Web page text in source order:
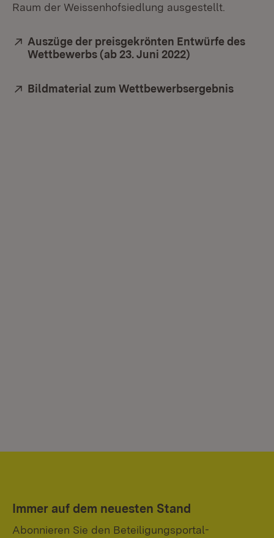
Raum der Weissenhofsiedlung ausgestellt.
Extern:
Auszüge der preisgekrönten Entwürfe des
Wettbewerbs (ab 23. Juni 2022)
Extern:
Bildmaterial zum Wettbewerbsergebnis
Immer auf dem neuesten Stand
Abonnieren Sie den Beteiligungsportal-